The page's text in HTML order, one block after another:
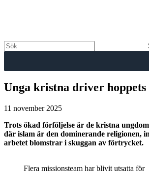
Unga kristna driver
11 november 2025
Trots ökad förföljelse är de kristna
där islam är den dominerande religionen,
arbetet blomstrar i skuggan av förtrycket.
Flera missionsteam har blivit utsatta för